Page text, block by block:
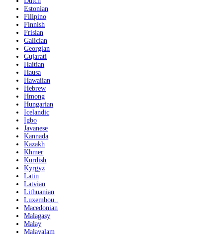
Estonian
Filipino
Finnish
Frisian
Galician
Georgian
Gujarati
Haitian
Hausa
Hawaiian
Hebrew
Hmong
Hungarian
Icelandic
Igbo
Javanese
Kannada
Kazakh
Khmer
Kurdish
Kyrgyz
Latin
Latvian
Lithuanian
Luxembou..
Macedonian
Malagasy
Malay
Malayalam